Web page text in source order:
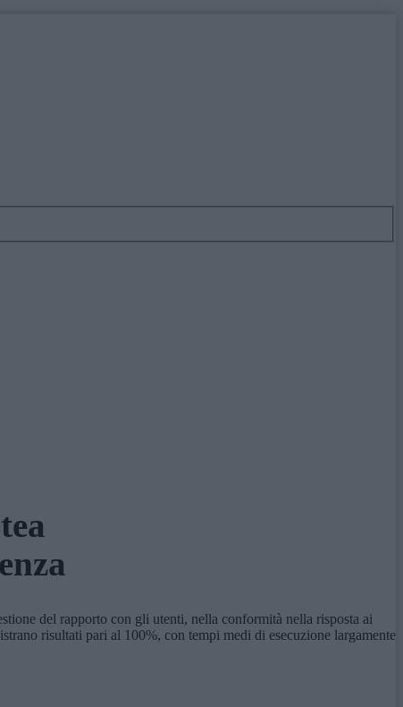
del rapporto con gli utenti, nella conformità nella risposta ai
risultati pari al 100%, con tempi medi di esecuzione largamente